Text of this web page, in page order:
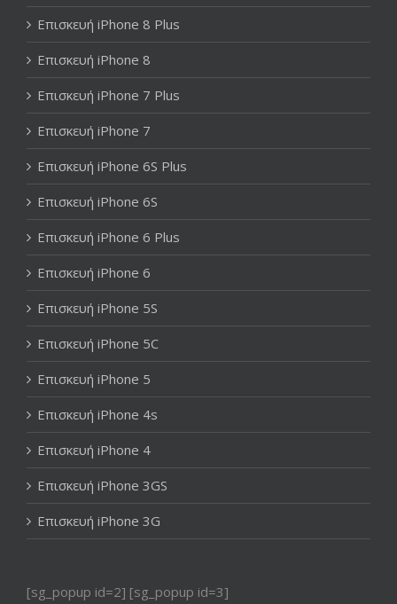
Επισκευή iPhone 8 Plus
Επισκευή iPhone 8
Επισκευή iPhone 7 Plus
Επισκευή iPhone 7
Επισκευή iPhone 6S Plus
Επισκευή iPhone 6S
Επισκευή iPhone 6 Plus
Επισκευή iPhone 6
Επισκευή iPhone 5S
Επισκευή iPhone 5C
Επισκευή iPhone 5
Επισκευή iPhone 4s
Επισκευή iPhone 4
Επισκευή iPhone 3GS
Επισκευή iPhone 3G
[sg_popup id=2] [sg_popup id=3]